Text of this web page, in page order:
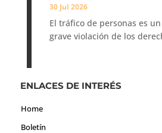
30 Jul 2026
El tráfico de personas es
grave violación de los
ENLACES DE INTERÉS
Home
Boletín